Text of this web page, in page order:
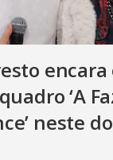
encara
‘A
neste